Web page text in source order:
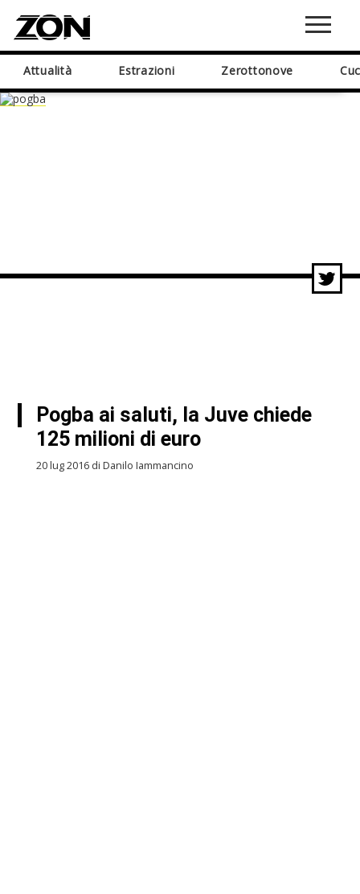
Attualità Estrazioni Zerottonove
Pogba ai saluti, la Juve chiede
125 milioni di euro
20 lug 2016 di Danilo Iammancino